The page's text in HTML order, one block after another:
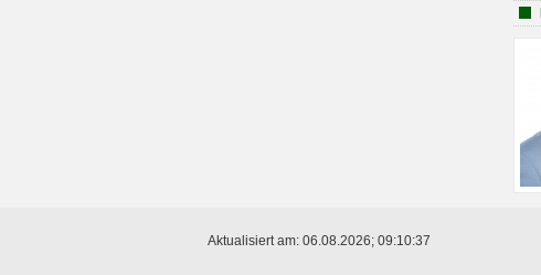
Aktualisiert am: 06.08.2026; 09:10:37